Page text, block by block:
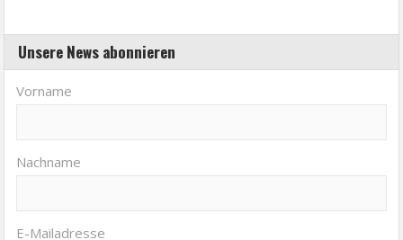
Unsere News abonnieren
Vorname
Nachname
E-Mailadresse